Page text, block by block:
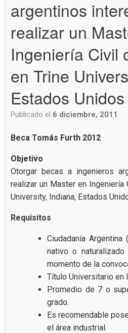
argentinos
realizar un
Ingeniería Civil
en Trine
Estados Unidos
Publicado el 6 diciembre, 2011
Beca Tomás Furth 2012
Objetivo
Otorgar becas a ingenieros
realizar un Master en Ingeniería
University, Indiana, Estados
Requisitos
Ciudadanía Argentina
nativo o
momento de la
Título Universitario en
Promedio de 7 o
grado.
Es recomendable
el área industrial.